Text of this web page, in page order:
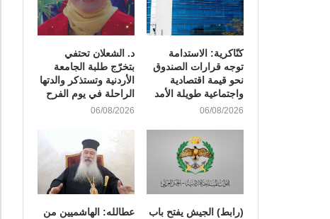
كنّاكرية: الاستدامة
توجه قرارات الصندوق
نحو قيمة اقتصادية
واجتماعية طويلة الأمد
06/08/2026
د. الشعلان تحتفي
بتخرّج طلبة الجامعة
الأردنية وتستذكر والدتها
الراحلة في يوم الفرح
06/08/2026
(رابط) الجيش يفتح باب
عطالله: الهاشميين من